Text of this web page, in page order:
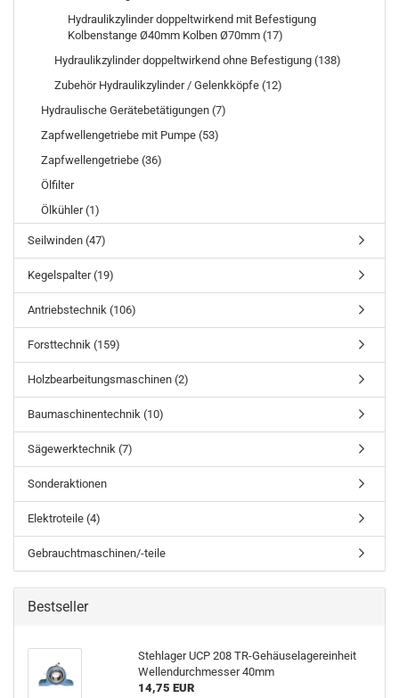
Hydraulikzylinder doppeltwirkend mit Befestigung
Kolbenstange Ø40mm Kolben Ø70mm (17)
Hydraulikzylinder doppeltwirkend ohne Befestigung (138)
Zubehör Hydraulikzylinder / Gelenkköpfe (12)
Hydraulische Gerätebetätigungen (7)
Zapfwellengetriebe mit Pumpe (53)
Zapfwellengetriebe (36)
Ölfilter
Ölkühler (1)
Seilwinden (47)
Kegelspalter (19)
Antriebstechnik (106)
Forsttechnik (159)
Holzbearbeitungsmaschinen (2)
Baumaschinentechnik (10)
Sägewerktechnik (7)
Sonderaktionen
Elektroteile (4)
Gebrauchtmaschinen/-teile
Bestseller
Stehlager UCP 208 TR-Gehäuselagereinheit
Wellendurchmesser 40mm
14,75 EUR